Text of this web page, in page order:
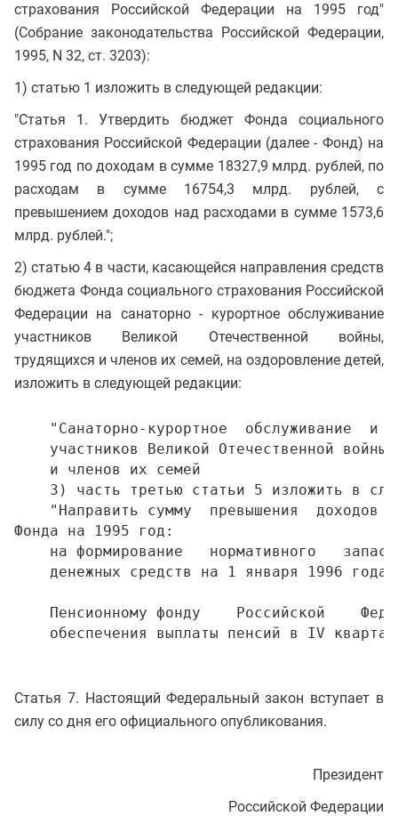
страхования Российской Федерации на 1995 год"
(Собрание законодательства Российской Федерации,
1995, N 32, ст. 3203):
1) статью 1 изложить в следующей редакции:
"Статья 1. Утвердить бюджет Фонда социального
страхования Российской Федерации (далее - Фонд) на
1995 год по доходам в сумме 18327,9 млрд. рублей, по
расходам в сумме 16754,3 млрд. рублей, с
превышением доходов над расходами в сумме 1573,6
млрд. рублей.";
2) статью 4 в части, касающейся направления средств
бюджета Фонда социального страхования Российской
Федерации на санаторно - курортное обслуживание
участников Великой Отечественной войны,
трудящихся и членов их семей, на оздоровление детей,
изложить в следующей редакции:
"Санаторно-курортное  обслуживание  и
участников Великой Отечественной
и членов их семей
3) часть третью статьи 5 изложить в
"Направить сумму  превышения  доходов
Фонда на 1995 год:
на формирование   нормативного
денежных средств на 1 января 1996 года
Пенсионному фонду    Российской
Статья 7. Настоящий Федеральный закон вступает в
силу со дня его официального опубликования.
Президент
Российской Федерации